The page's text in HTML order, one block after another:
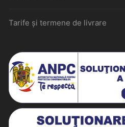
Tarife și termene de livrare